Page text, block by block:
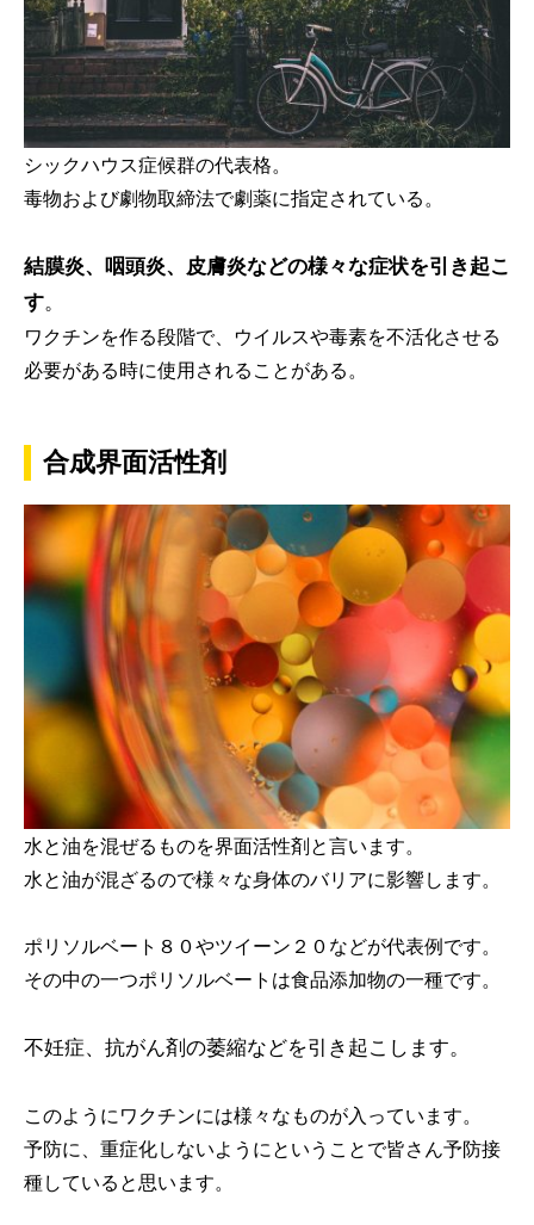
シックハウス症候群の代表格。
毒物および劇物取締法で劇薬に指定されている。
結膜炎、咽頭炎、皮膚炎などの様々な症状を引き起こ
す。
ワクチンを作る段階で、ウイルスや毒素を不活化させる
必要がある時に使用されることがある。
合成界面活性剤
水と油を混ぜるものを界面活性剤と言います。
水と油が混ざるので様々な身体のバリアに影響します。
ポリソルベート８０やツイーン２０などが代表例です。
その中の一つポリソルベートは食品添加物の一種です。
不妊症、抗がん剤の萎縮などを引き起こします。
このようにワクチンには様々なものが入っています。
予防に、重症化しないようにということで皆さん予防接
種していると思います。